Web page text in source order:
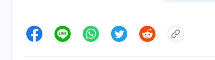
作惡多端，被神家開除。我要是繼續這樣下去不